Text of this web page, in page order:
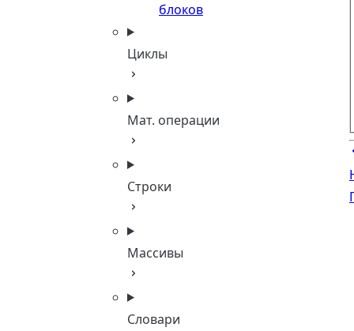
блоков
Циклы
Мат. операции
Строки
Массивы
Словари